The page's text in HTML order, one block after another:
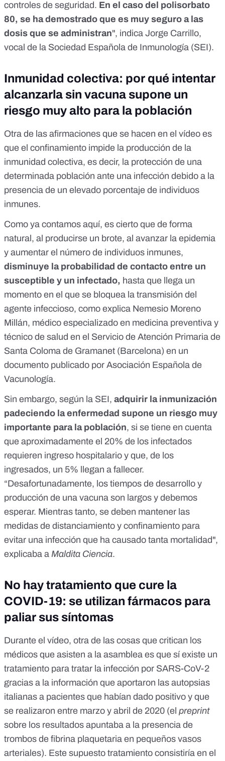
controles de seguridad. En el caso del polisorbato
80, se ha demostrado que es muy seguro a las
dosis que se administran", indica Jorge Carrillo,
vocal de la Sociedad Española de Inmunología (SEI).
Inmunidad colectiva: por qué intentar
alcanzarla sin vacuna supone un
riesgo muy alto para la población
Otra de las afirmaciones que se hacen en el vídeo es
que el confinamiento impide la producción de la
inmunidad colectiva, es decir, la protección de una
determinada población ante una infección debido a la
presencia de un elevado porcentaje de individuos
inmunes.
Como ya contamos aquí, es cierto que de forma
natural, al producirse un brote, al avanzar la epidemia
y aumentar el número de individuos inmunes,
disminuye la probabilidad de contacto entre un
susceptible y un infectado, hasta que llega un
momento en el que se bloquea la transmisión del
agente infeccioso, como explica Nemesio Moreno
Millán, médico especializado en medicina preventiva y
técnico de salud en el Servicio de Atención Primaria de
Santa Coloma de Gramanet (Barcelona) en un
documento publicado por Asociación Española de
Vacunología.
Sin embargo, según la SEI, adquirir la inmunización
padeciendo la enfermedad supone un riesgo muy
importante para la población, si se tiene en cuenta
que aproximadamente el 20% de los infectados
requieren ingreso hospitalario y que, de los
ingresados, un 5% llegan a fallecer.
“Desafortunadamente, los tiempos de desarrollo y
producción de una vacuna son largos y debemos
esperar. Mientras tanto, se deben mantener las
medidas de distanciamiento y confinamiento para
evitar una infección que ha causado tanta mortalidad",
explicaba a Maldita Ciencia.
No hay tratamiento que cure la
COVID-19: se utilizan fármacos para
paliar sus síntomas
Durante el vídeo, otra de las cosas que critican los
médicos que asisten a la asamblea es que sí existe un
tratamiento para tratar la infección por SARS-CoV-2
gracias a la información que aportaron las autopsias
italianas a pacientes que habían dado positivo y que
se realizaron entre marzo y abril de 2020 (el preprint
sobre los resultados apuntaba a la presencia de
trombos de fibrina plaquetaria en pequeños vasos
arteriales). Este supuesto tratamiento consistiría en el